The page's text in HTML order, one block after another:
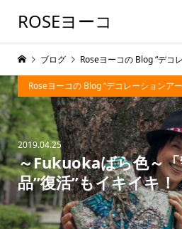
ROSEヨーコ
2019.04.25
～Fukuokaばら色～
品”復活”もイキイキ！
Roseヨーコの Blog “デコレーションア
ブログ Roseヨーコの Blog “デコ